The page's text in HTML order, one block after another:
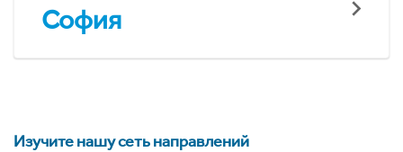
София
Изучите нашу сеть направлений